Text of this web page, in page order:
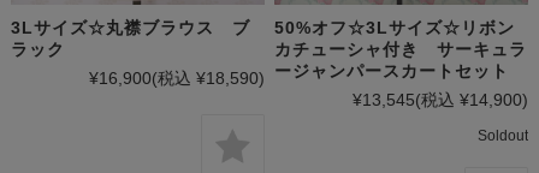
3Lサイズ☆丸襟ブラウス ブ
ラック
¥16,900(税込 ¥18,590)
50%オフ☆3Lサイズ☆リボン
カチューシャ付き サーキュラ
ージャンパースカートセット
¥13,545(税込 ¥14,900)
Soldout